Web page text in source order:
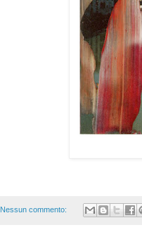
Nessun commento: